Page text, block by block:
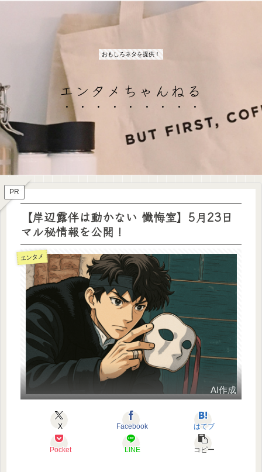
おもしろネタを提供！
エンタメちゃんねる
PR
【岸辺露伴は動かない 懺悔室】5月23日
マル秘情報を公開！
エンタメ
AI作成
X Facebook はてブ
Pocket LINE コピー